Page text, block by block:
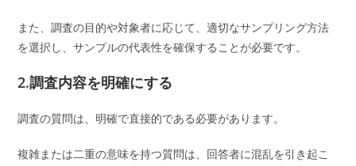
また、調査の目的や対象者に応じて、適切なサンプリング方法
を選択し、サンプルの代表性を確保することが必要です。
2.調査内容を明確にする
調査の質問は、明確で直接的である必要があります。
複雑または二重の意味を持つ質問は、回答者に混乱を引き起こ